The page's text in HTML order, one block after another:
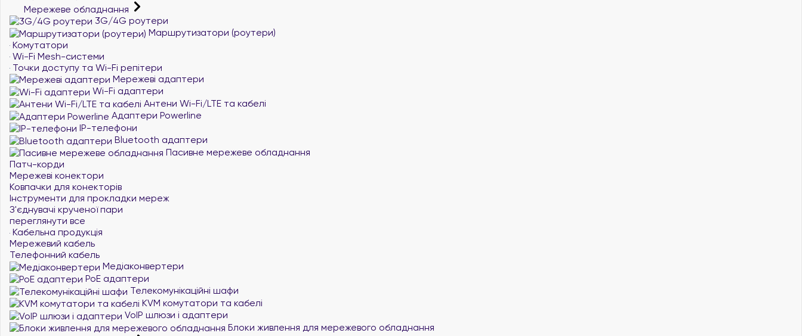
Мережеве обладнання
3G/4G роутери
Маршрутизатори (роутери)
Комутатори
Wi-Fi Mesh-системи
Точки доступу та Wi-Fi репітери
Мережеві адаптери
Wi-Fi адаптери
Антени Wi-Fi/LTE та кабелі
Адаптери Powerline
IP-телефони
Bluetooth адаптери
Пасивне мережеве обладнання
Патч-корди
Мережеві конектори
Ковпачки для конекторів
Інструменти для прокладки мереж
З'єднувачі крученої пари
переглянути все
Кабельна продукція
Мережевий кабель
Телефонний кабель
Медіаконвертери
PoE адаптери
Телекомунікаційні шафи
KVM комутатори та кабелі
VoIP шлюзи і адаптери
Блоки живлення для мережевого обладнання